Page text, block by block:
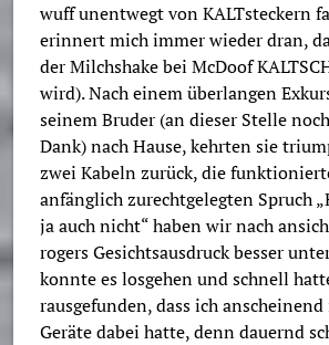
wuff unentwegt von KALTsteckern
erinnert mich immer wieder dran,
der Milchshake bei McDoof
wird). Nach einem überlangen
seinem Bruder (an dieser Stelle
Dank) nach Hause, kehrten sie
zwei Kabeln zurück, die
anfänglich zurechtgelegten Spruch
ja auch nicht“ haben wir nach
rogers Gesichtsausdruck besser
konnte es losgehen und schnell
rausgefunden, dass ich
Geräte dabei hatte, denn dauernd